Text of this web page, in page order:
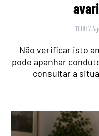
11:00 7
Não verificar isto
pode apanhar
consultar a